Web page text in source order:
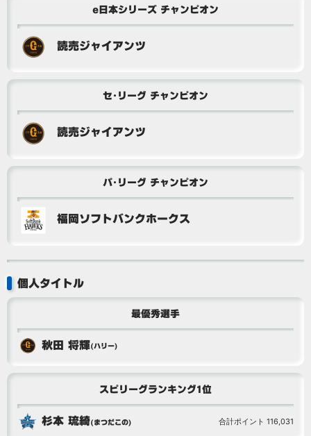
e日本シリーズ チャンピオン
読売ジャイアンツ
セ･リーグ チャンピオン
読売ジャイアンツ
パ･リーグ チャンピオン
福岡ソフトバンクホークス
個人タイトル
最優秀選手
秋田 将輝(ハリー)
スピリーグランキング1位
杉本 琉綺(まつだこの) 合計ポイント 116,031